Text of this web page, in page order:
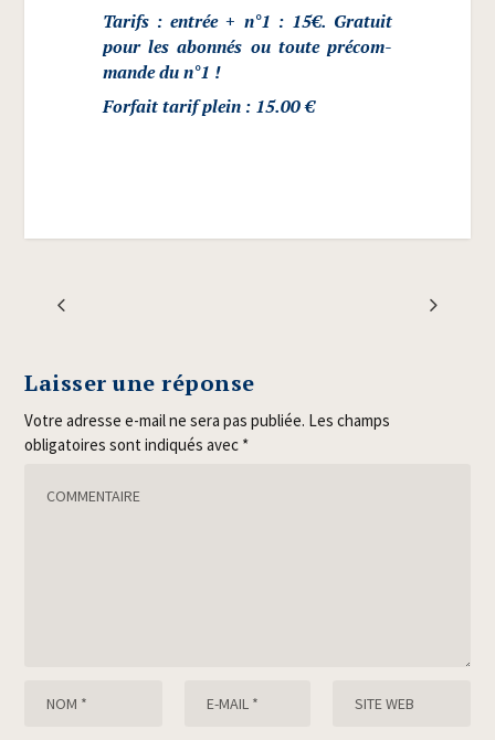
Tarifs : entrée + n°1 : 15€. Gra­tuit
pour les abon­nés ou toute pré­com­
mande du n°1 !
For­fait tarif plein : 15.00 €
Laisser une réponse
Votre adresse e-mail ne sera pas publiée. Les champs
obligatoires sont indiqués avec *